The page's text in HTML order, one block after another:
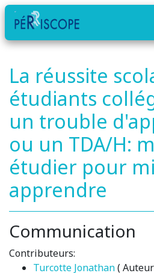
La réussite
étudiants
un trouble
ou un TDA/H:
étudier pour
apprendre
Communication
Contributeurs:
Turcotte Jonathan(